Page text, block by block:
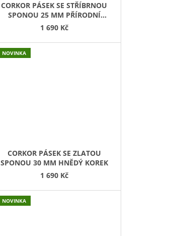
CORKOR PÁSEK SE STŘÍBRNOU
SPONOU 25 MM PŘÍRODNÍ
KOREK
1 690 Kč
NOVINKA
CORKOR PÁSEK SE ZLATOU
SPONOU 30 MM HNĚDÝ KOREK
1 690 Kč
NOVINKA